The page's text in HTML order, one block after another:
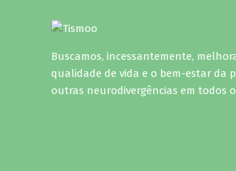
Buscamos, incessantemente,
qualidade de vida e o bem-estar da
outras neurodivergências em todos